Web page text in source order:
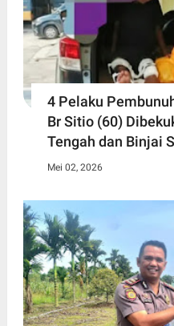
4 Pelaku
Br Sitio (60)
Tengah ‎dan Binjai
Mei 02, 2026